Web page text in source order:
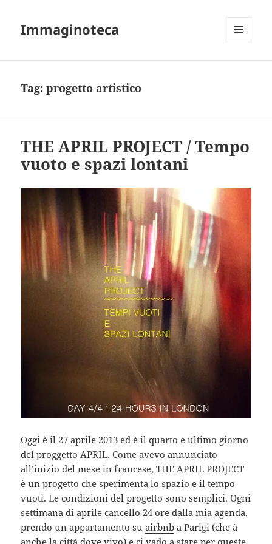
Immaginoteca
Tag:progetto artistico
THE APRIL PROJECT / Tempo
vuoto e spazi lontani
Oggi è il 27 aprile 2013 ed è il quarto e ultimo giorno
del proggetto APRIL. Come avevo annunciato
all’inizio del mese in francese, THE APRIL PROJECT
è un progetto che sperimenta lo spazio e il tempo
vuoti. Le condizioni del progetto sono semplici. Ogni
settimana di aprile cancello 24 ore dalla mia agenda,
prendo un appartamento suairbnb a Parigi (che à